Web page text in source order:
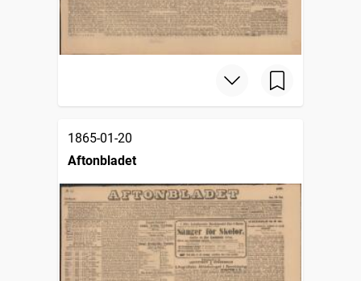
1865-01-20
Aftonbladet